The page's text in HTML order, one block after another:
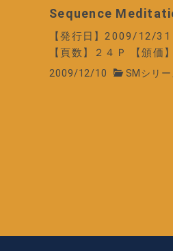
Sequence
【発行日】2009/12/31
【頁数】２４Ｐ 【頒価
2009/12/10 SMシリ
ナ